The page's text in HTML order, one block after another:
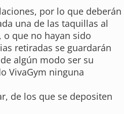
por lo que deberán
una de las taquillas al
o que no hayan sido
retiradas se guardarán
algún modo ser su
VivaGym ninguna
de los que se depositen